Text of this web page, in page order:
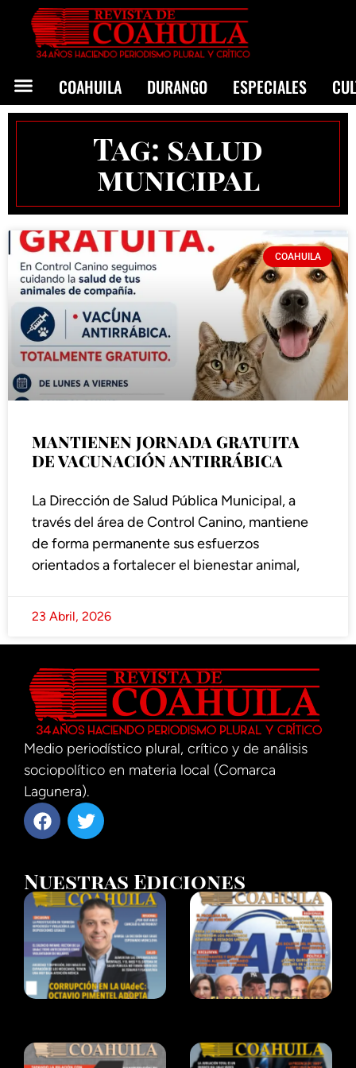
COAHUILA DURANGO ESPECIALES
Tag: salud
municipal
COAHUILA
MANTIENEN JORNADA GRATUITA
DE VACUNACIÓN ANTIRRÁBICA
La Dirección de Salud Pública Municipal, a
través del área de Control Canino, mantiene
de forma permanente sus esfuerzos
orientados a fortalecer el bienestar animal,
23 Abril, 2026
Medio periodístico plural, crítico y de análisis
sociopolítico en materia local (Comarca
Lagunera).
Nuestras Ediciones